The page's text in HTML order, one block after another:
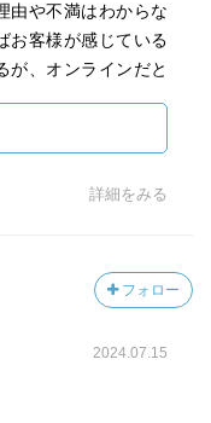
由や不満はわからな
お客様が感じている
が、オンラインだと
なり始めても、お客
らず、考え方が変わ
よい。受け入れられ
地ならしが必要。」
データは何も教えて
説はどんなものでも
詳細をみる
フォロー
2024.07.15